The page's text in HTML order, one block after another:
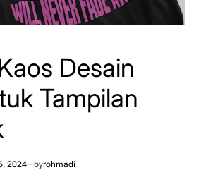
Desain
Tampilan
2024 byrohmadi